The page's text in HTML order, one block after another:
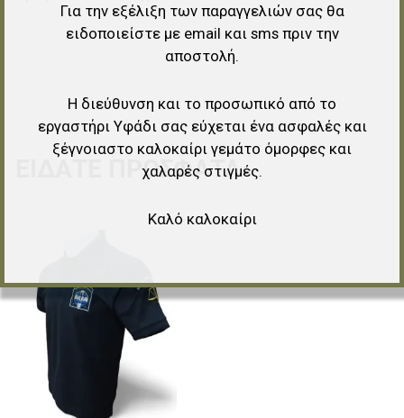
ΕΊΔΑΤΕ ΠΡΌΣΦΑΤΑ
Προσθήκη στα αγαπημένα
Για την εξέλιξη των παραγγελιών σας θα
ειδοποιείστε με email και sms πριν την
αποστολή.
Η διεύθυνση και το προσωπικό από το
εργαστήρι Υφάδι σας εύχεται ένα ασφαλές και
ξέγνοιαστο καλοκαίρι γεμάτο όμορφες και
χαλαρές στιγμές.
Καλό καλοκαίρι